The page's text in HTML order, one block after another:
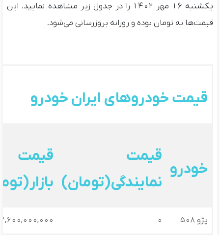
یکشنبه ۱۶ مهر ۱۴۰۲ را در جدول زیر مشاهده نمایید. این
قیمت‌ها به تومان بوده و روزانه بروزرسانی می‌شود.
قیمت خودروهای ایران خودرو
خودرو
قیمت
نمایندگی (تومان)
قیمت
بازار
پژو 508 0
2,600,000,000